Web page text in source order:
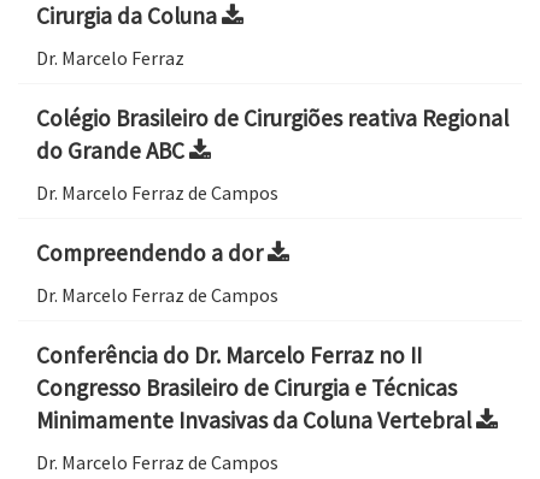
Cirurgia da Coluna
Dr. Marcelo Ferraz
Colégio Brasileiro de Cirurgiões reativa Regional
do Grande ABC
Dr. Marcelo Ferraz de Campos
Compreendendo a dor
Dr. Marcelo Ferraz de Campos
Conferência do Dr. Marcelo Ferraz no II
Congresso Brasileiro de Cirurgia e Técnicas
Minimamente Invasivas da Coluna Vertebral
Dr. Marcelo Ferraz de Campos